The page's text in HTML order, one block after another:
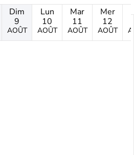
Dim
9
AOÛT
Lun
10
AOÛT
Mar
11
AOÛT
Mer
12
AOÛT